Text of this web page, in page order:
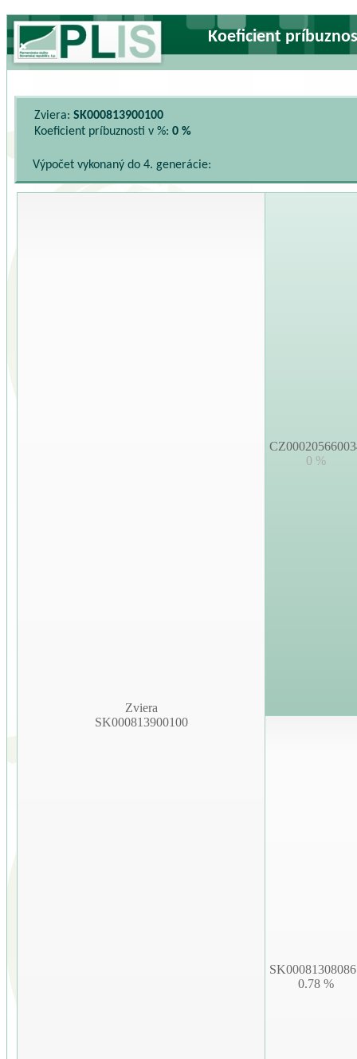
Koeficient
Zviera: SK000813900100
Koeficient príbuznosti v %: 0 %
Výpočet vykonaný do 4. generácie:
Zviera
SK000813900100
0 %
0.78 %